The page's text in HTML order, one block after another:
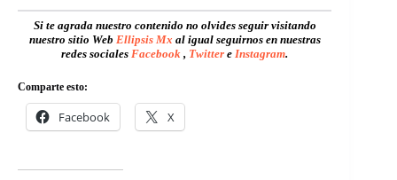
Si te agrada nuestro contenido no olvides seguir visitando
nuestro sitio Web Ellipsis Mx al igual seguirnos en nuestras
redes sociales Facebook , Twitter e Instagram.
Comparte esto:
Facebook X